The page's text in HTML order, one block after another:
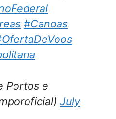
#Canoas
Portos e
July